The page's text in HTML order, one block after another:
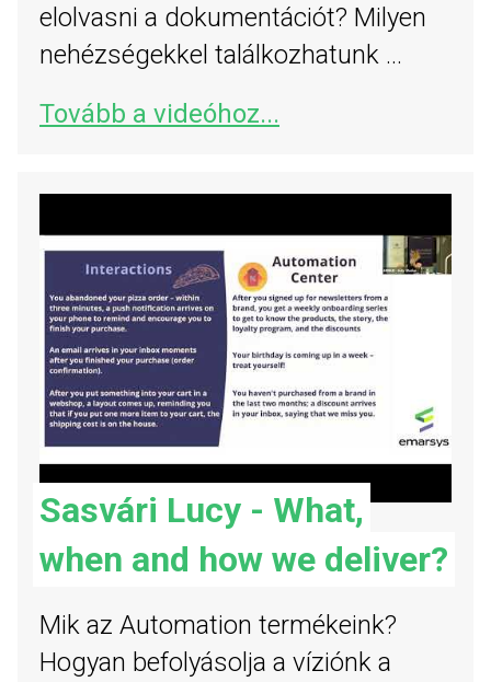
elolvasni a dokumentációt? Milyen
nehézségekkel találkozhatunk ...
Tovább a videóhoz...
Sasvári Lucy - What,
when and how we deliver?
Mik az Automation termékeink?
Hogyan befolyásolja a víziónk a